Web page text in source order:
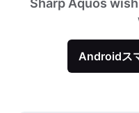
Sharp Aquos
Androidス